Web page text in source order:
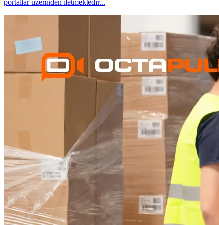
portallar üzerinden iletmektedir...